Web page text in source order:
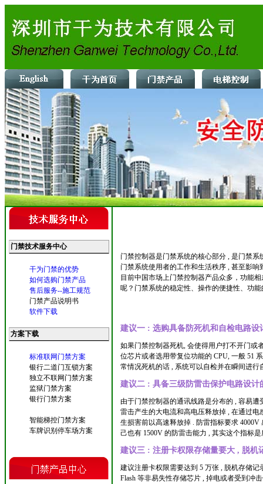
门禁技术服务中心
干为门禁的优势
如何选购门禁产品
售后服务--施工规范
门禁产品说明书
软件下载
方案下载
标准联网门禁方案
银行二道门互锁方案
独立不联网门禁方案
监狱门禁方案
银行门禁方案
智能梯控门禁方案
车牌识别停车场方案
门禁控制器是门禁系统的核心部分 , 是门禁
门禁系统使用者的工作和生活秩序 , 甚至影响
目前中国市场上门禁控制器产品众多，功能
呢？门禁系统的稳定性、操作的便捷性、功
建议一 : 选购具备防死机和自检电路设
如果门禁控制器死机, 会使得用户打不开门或
位芯片或者选用带复位功能的 CPU, 一般 51
常情况死机的话 , 系统可以自检并在瞬间进行
建议二 : 具备三级防雷击保护电路设计
由于门禁控制器的通讯线路是分布的 , 容易
雷击产生的大电流和高电压释放掉 , 在通过
生损害前以高速释放掉 . 防雷指标要求
己也有 1500V 的防雷击能力 , 其实这个指标
建议三 : 注册卡权限存储量要大 , 脱机
建议注册卡权限需要达到 5 万张 , 脱机存储
Flash 等非易失性存储芯片 , 掉电或者受到冲